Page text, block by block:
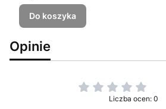
Do koszyka
Opinie
Liczba ocen: 0